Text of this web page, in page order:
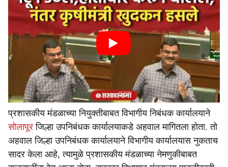
प्रशासकीय मंडळाच्या नियुक्तीबाबत विभागीय निबंधक कार्यालयाने
सोलापूर जिल्हा उपनिबंधक कार्यालयाकडे अहवाल मागितला होता. तो
अहवाल जिल्हा उपनिबंधक कार्यालयाने विभागीय कार्यालयास नुकताच
सादर केला आहे, त्यामुळे प्रशासकीय मंडळाच्या नेमणुकीबाबत